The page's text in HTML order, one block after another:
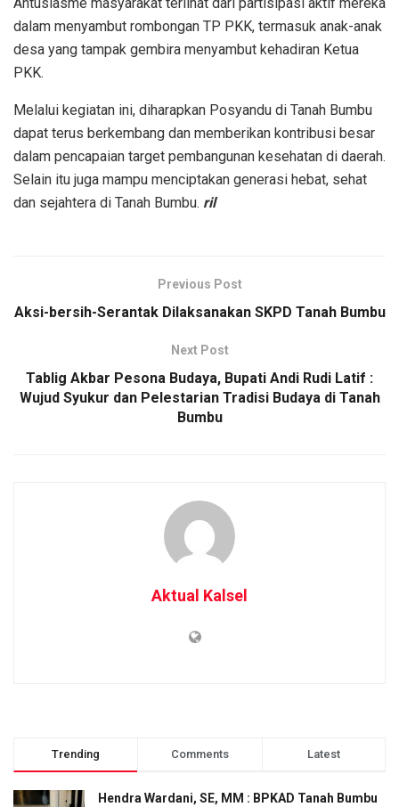
Antusiasme masyarakat terlihat dari partisipasi aktif mereka
dalam menyambut rombongan TP PKK, termasuk anak-anak
desa yang tampak gembira menyambut kehadiran Ketua
PKK.
Melalui kegiatan ini, diharapkan Posyandu di Tanah Bumbu
dapat terus berkembang dan memberikan kontribusi besar
dalam pencapaian target pembangunan kesehatan di daerah.
Selain itu juga mampu menciptakan generasi hebat, sehat
dan sejahtera di Tanah Bumbu. ril
Previous Post
Aksi-bersih-Serantak Dilaksanakan SKPD Tanah Bumbu
Next Post
Tablig Akbar Pesona Budaya, Bupati Andi Rudi Latif :
Wujud Syukur dan Pelestarian Tradisi Budaya di Tanah
Bumbu
Aktual Kalsel
Trending Comments Latest
Hendra Wardani, SE, MM : BPKAD Tanah Bumbu